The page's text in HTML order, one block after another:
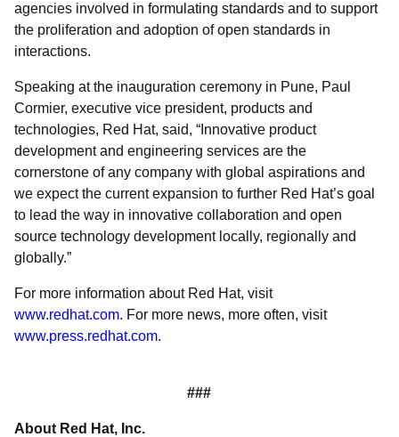
agencies involved in formulating standards and to support
the proliferation and adoption of open standards in
interactions.
Speaking at the inauguration ceremony in Pune, Paul
Cormier, executive vice president, products and
technologies, Red Hat, said, “Innovative product
development and engineering services are the
cornerstone of any company with global aspirations and
we expect the current expansion to further Red Hat’s goal
to lead the way in innovative collaboration and open
source technology development locally, regionally and
globally.”
For more information about Red Hat, visit
www.redhat.com. For more news, more often, visit
www.press.redhat.com.
###
About Red Hat, Inc.